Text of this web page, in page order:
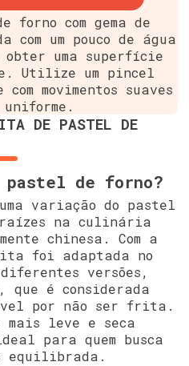
com gema de
com um pouco de água
uma superfície
Utilize um pincel
movimentos suaves
DE PASTEL DE
pastel de forno?
variação do pastel
na culinária
chinesa. Com a
foi adaptada no
versões,
é considerada
por não ser frita.
mais leve e seca
para quem busca
equilibrada.